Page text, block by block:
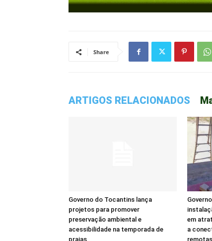
Share
ARTIGOS RELACIONADOS
Governo do Tocantins lança
projetos para promover
preservação ambiental e
acessibilidade na temporada de
praias
em
a
remotas